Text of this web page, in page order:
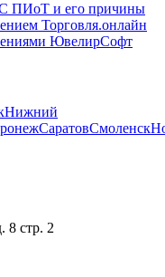
ПИоТ и его причины
Торговля.онлайн
ЮвелирСофт
Нижний
СаратовСмоленск
8 стр. 2